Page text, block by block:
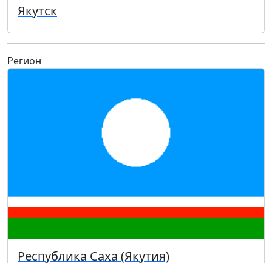
Якутск
Регион
Республика Саха (Якутия)